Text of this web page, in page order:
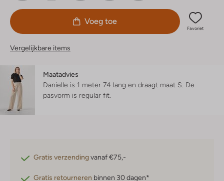
Voeg toe
Favoriet
Vergelijkbare items
Maatadvies
Danielle is 1 meter 74 lang en draagt maat S. De
pasvorm is regular fit
Gratis verzendingvanaf €75,-
Gratis retourneren binnen 30 dagen*